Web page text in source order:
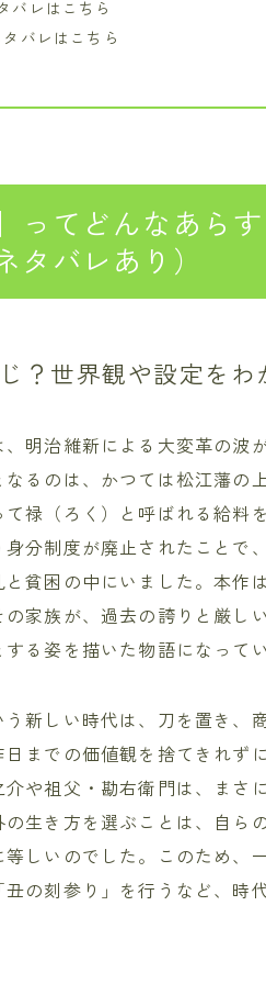
バレはこちら
バレはこちら
ってどんなあら
タバレあり）
？世界観や設定をわ
明治維新による大変革の波
るのは、かつては松江藩の
禄（ろく）と呼ばれる給料
分制度が廃止されたことで
貧困の中にいました。本作
家族が、過去の誇りと厳し
る姿を描いた物語になってい
新しい時代は、刀を置き、
までの価値観を捨てきれず
や祖父・勘右衛門は、まさ
の生き方を選ぶことは、自ら
しいのでした。このため、
の刻参り」を行うなど、時